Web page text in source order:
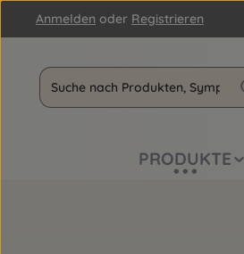
Hauptinhalt springen
Zur Suche springen
Zur Hauptnavigation springen
Anmelden oder Registrieren
PRODUKTE